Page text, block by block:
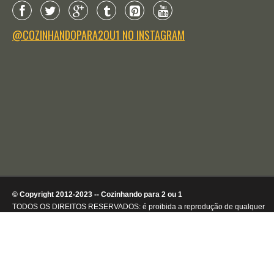
@COZINHANDOPARA2OU1 NO INSTAGRAM
© Copyright 2012-2023 -- Cozinhando para 2 ou 1
TODOS OS DIREITOS RESERVADOS: é proibida a reprodução de qualquer